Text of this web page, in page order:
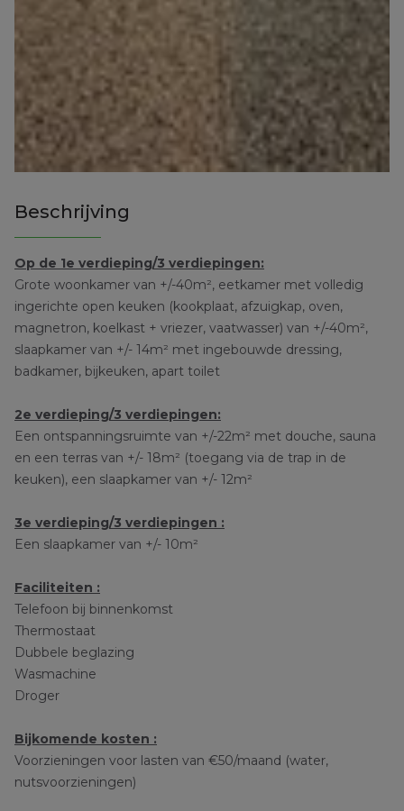
Beschrijving
Op de 1e verdieping/3 verdiepingen:
Grote woonkamer van +/-40m², eetkamer met volledig
ingerichte open keuken (kookplaat, afzuigkap, oven,
magnetron, koelkast + vriezer, vaatwasser) van +/-40m²,
slaapkamer van +/- 14m² met ingebouwde dressing,
badkamer, bijkeuken, apart toilet
2e verdieping/3 verdiepingen:
Een ontspanningsruimte van +/-22m² met douche, sauna
en een terras van +/- 18m² (toegang via de trap in de
keuken), een slaapkamer van +/- 12m²
3e verdieping/3 verdiepingen :
Een slaapkamer van +/- 10m²
Faciliteiten :
Telefoon bij binnenkomst
Thermostaat
Dubbele beglazing
Wasmachine
Droger
Bijkomende kosten :
Voorzieningen voor lasten van €50/maand (water,
nutsvoorzieningen)